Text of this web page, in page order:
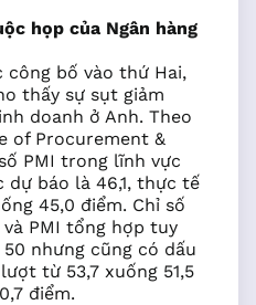
họp của Ngân hàng
công bố vào thứ Hai,
thấy sự sụt giảm
doanh ở Anh. Theo
of Procurement &
PMI trong lĩnh vực
dự báo là 46,1, thực tế
45,0 điểm. Chỉ số
PMI tổng hợp tuy
nhưng cũng có dấu
từ 53,7 xuống 51,5
điểm.